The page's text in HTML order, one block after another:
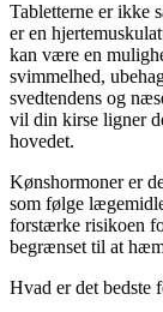
Tabletterne er ikke
er en
kan være en
svimmelhed,
svedtendens og
vil din kirse ligner
hovedet.
Kønshormoner er
som følge
forstærke risikoen
begrænset til at
Hvad er det bedste